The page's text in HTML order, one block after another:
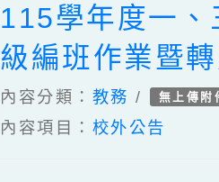
115學年度一、
級編班作業暨
作業時程公告
內容分類： 教務 / 無上傳附
內容項目： 校外公告